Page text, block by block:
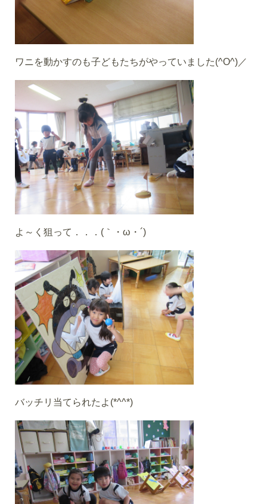
ワニを動かすのも子どもたちがやっていました(^O^)／
よ～く狙って．．．(｀・ω・´)
バッチリ当てられたよ(*^^*)